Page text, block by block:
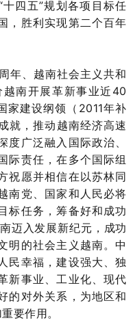
四五”规划各项目标任
，胜利实现第二个百年
年、越南社会主义共和
南开展革新事业近40
家建设纲领（2011年补
就，推动越南经济高速
广泛融入国际政治、
际责任，在多个国际组
祝愿并相信在以苏林同
南党、国家和人民必将
标任务，筹备好和成功
迈入发展新纪元，成功
明的社会主义越南。中
民幸福，建设强大、独
新事业、工业化、现代
的对外关系，为地区和
要作用。